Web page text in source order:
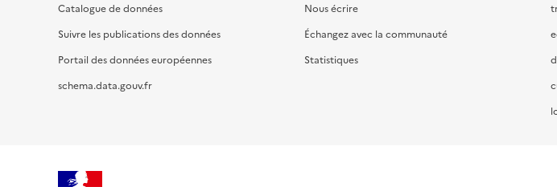
Catalogue de données
Suivre les publications des données
Portail des données européennes
schema.data.gouv.fr
Nous écrire
Échangez avec la communauté
Statistiques